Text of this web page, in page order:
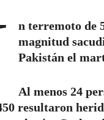
n terremoto de
magnitud
Pakistán el
Al menos 24
resultaron